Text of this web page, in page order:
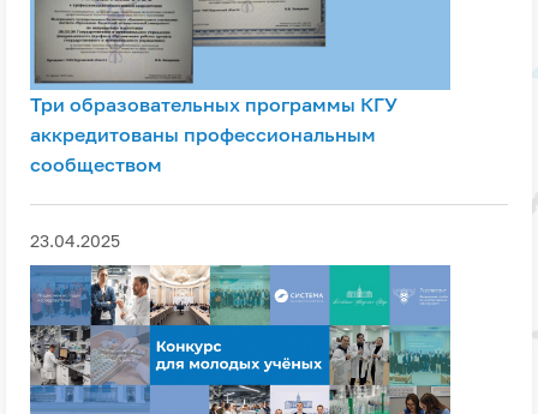
Три образовательных программы КГУ
аккредитованы профессиональным
сообществом
23.04.2025